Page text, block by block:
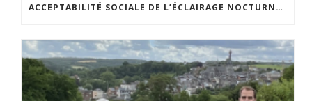
ACCEPTABILITÉ SOCIALE DE L’ÉCLAIRAGE NOCTURNE : LE REPLAY EST DISPONIBLE